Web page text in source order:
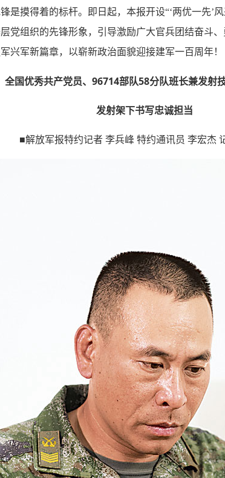
是摸得着的标杆。即日起，本报开设“‘两优一先’
党组织的先锋形象，引导激励广大官兵团结奋斗
兴军新篇章，以崭新政治面貌迎接建军一百周年！
全国优秀共产党员、96714部队58分队班长兼发
发射架下书写忠诚担当
■解放军报特约记者 李兵峰 特约通讯员 李宏杰